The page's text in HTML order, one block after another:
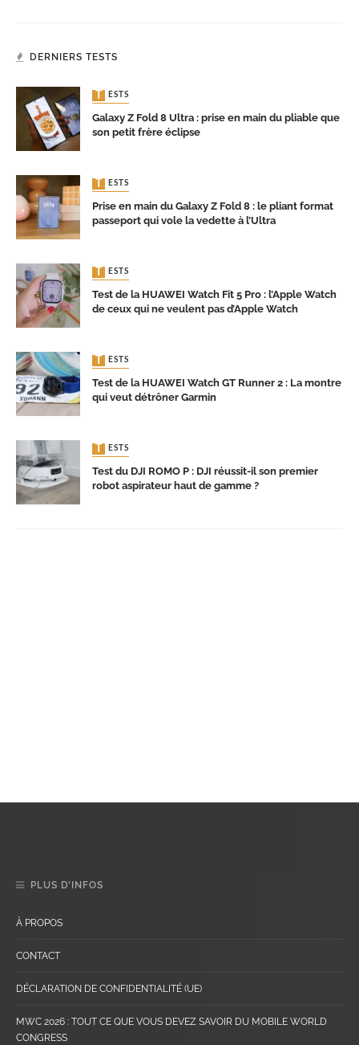
DERNIERS TESTS
TESTS
Galaxy Z Fold 8 Ultra : prise en main du pliable que
son petit frère éclipse
TESTS
Prise en main du Galaxy Z Fold 8 : le pliant format
passeport qui vole la vedette à l’Ultra
TESTS
Test de la HUAWEI Watch Fit 5 Pro : l’Apple Watch
de ceux qui ne veulent pas d’Apple Watch
TESTS
Test de la HUAWEI Watch GT Runner 2 : La montre
qui veut détrôner Garmin
TESTS
Test du DJI ROMO P : DJI réussit-il son premier
robot aspirateur haut de gamme ?
PLUS D’INFOS
À PROPOS
CONTACT
DÉCLARATION DE CONFIDENTIALITÉ (UE)
MWC 2026 : TOUT CE QUE VOUS DEVEZ SAVOIR DU MOBILE WORLD
CONGRESS